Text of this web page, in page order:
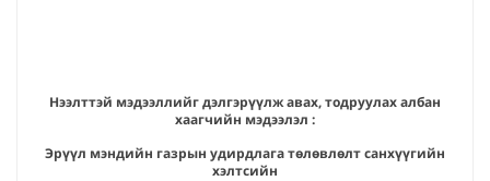
Нээлттэй мэдээллийг дэлгэрүүлж авах, тодруулах албан
хаагчийн мэдээлэл :
Эрүүл мэндийн газрын удирдлага төлөвлөлт санхүүгийн
хэлтсийн